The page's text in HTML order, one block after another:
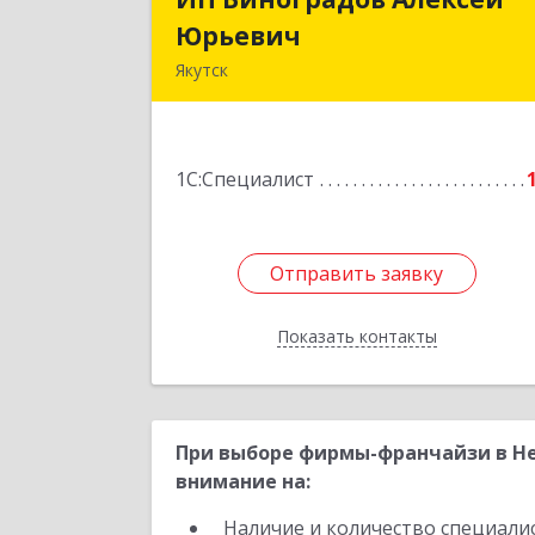
Юрьевич
Якутск
1С:Специалист 1
Отправить заявку
Показать контакты
Подробнее
Отправить заявку
Назад
При выборе фирмы-франчайзи в
внимание на:
Наличие и количество